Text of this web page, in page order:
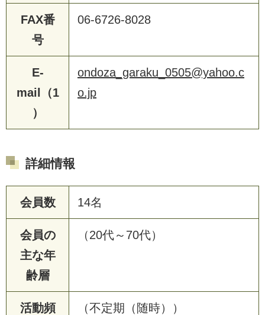
FAX番
号
06-6726-8028
E-
mail（1
）
ondoza_garaku_0505@yahoo.c
o.jp
詳細情報
会員数 14名
会員の
主な年
齢層
（20代～70代）
活動頻
（不定期（随時））